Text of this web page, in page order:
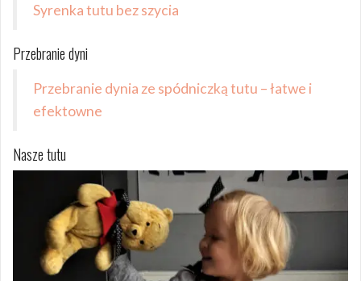
Syrenka tutu bez szycia
Przebranie dyni
Przebranie dynia ze spódniczką tutu – łatwe i
efektowne
Nasze tutu